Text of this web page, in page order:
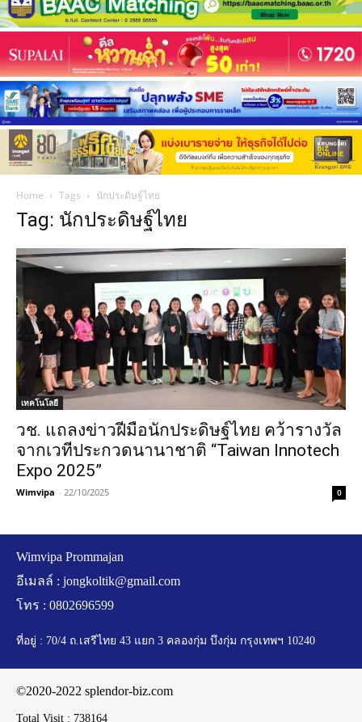
Home Tags นักประดิษฐ์ไทย
Tag: นักประดิษฐ์ไทย
เทคโนโลยี
วช. แถลงข่าวฝีมือนักประดิษฐ์ไทย คว้ารางวัล
จากเวทีประกวดนานาชาติ “Taiwan Innotech
Expo 2025”
Wimvipa - 22/10/2025 0
Wimvipa Prommajan
อีเมลล์ : jongkoltik@gmail.com
โทร : 0802696599
ที่อยู่ : 70/4 ถ.เสรีไทย 43 แยก 3 คลองกุ่ม บึงกุ่ม กรุงเทพฯ 10240
©2020-2022 splendor-biz.com
Total Visit : 738164